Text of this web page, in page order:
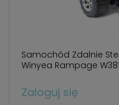
Samochód Zdalnie
Winyea Rampage
Zaloguj się